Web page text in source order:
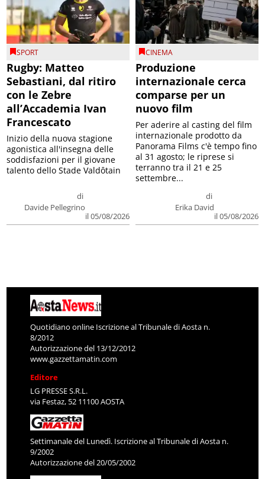
SPORT
Rugby: Matteo
Sebastiani, dal ritiro
con le Zebre
all’Accademia Ivan
Francescato
di
Davide Pellegrino
il 05/08/2026
Inizio della nuova stagione
agonistica all'insegna delle
soddisfazioni per il giovane
talento dello Stade Valdôtain
CINEMA
Produzione
internazionale cerca
comparse per un
nuovo film
di
Erika David
il 05/08/2026
Per aderire al casting del film
internazionale prodotto da
Panorama Films c'è tempo fino
al 31 agosto; le riprese si
terranno tra il 21 e 25
settembre...
Quotidiano online Iscrizione al Tribunale di Aosta n.
8/2012
Autorizzazione del 13/12/2012
www.gazzettamatin.com
Editore
LG PRESSE S.R.L.
via Festaz, 52 11100 AOSTA
Settimanale del Lunedì. Iscrizione al Tribunale di Aosta n.
9/2002
Autorizzazione del 20/05/2002